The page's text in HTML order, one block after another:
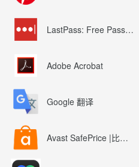
LastPass: Free Password Manager
Adobe Acrobat
Google 翻译
Avast SafePrice |比较、交易、优惠券